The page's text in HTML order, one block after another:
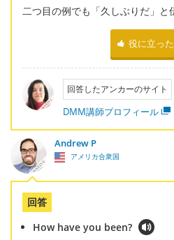
二つ目の例でも「久しぶりだ」と
役に立った
回答したアンカーのサイト
DMM講師プロフィール
Andrew P
アメリカ合衆国
回答
How have you been?